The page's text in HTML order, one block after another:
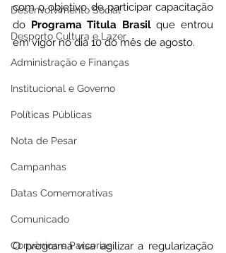
Desenvolvimento Social
Desporto Cultura e Lazer
Administração e Finanças
Institucional e Governo
Políticas Públicas
Nota de Pesar
Campanhas
Datas Comemorativas
Comunicado
Convênios e Parcerias
com o objetivo de participar capacitação
do Programa Titula Brasil que entrou
em vigor no dia 10 do mês de agosto.
O programa visa agilizar a regularização